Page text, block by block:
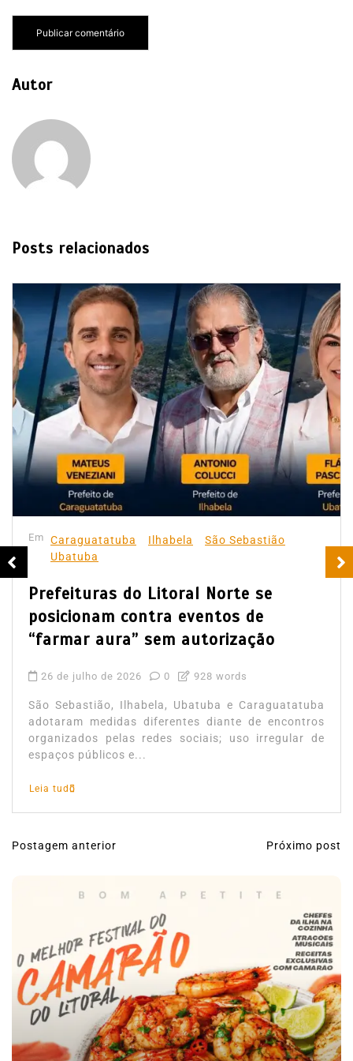
Autor
Posts relacionados
Em Caraguatatuba Ilhabela
São Sebastião
Ubatuba
Prefeituras do Litoral Norte se
posicionam contra eventos de
“farmar aura” sem autorização
26 de julho de 2026 0 928 words
São Sebastião, Ilhabela, Ubatuba e Caraguatatuba
adotaram medidas diferentes diante de encontros
organizados pelas redes sociais; uso irregular de
espaços públicos e...
Leia tudo
N
g
a
ç
o
Postagem anterior Próximo post